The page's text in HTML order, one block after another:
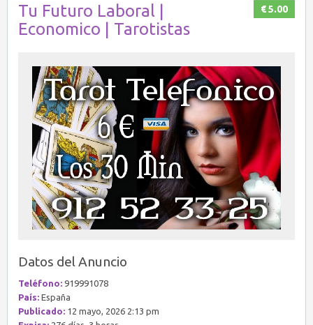
€ 5.00
Tu Futuro Laboral |
Economico | Tarotistas
Datos del Anuncio
Teléfono: 919991078
País: España
Publicado: 12 mayo, 2026 2:13 pm